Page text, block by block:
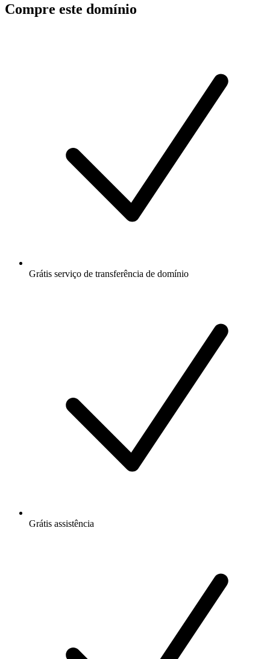
Compre este domínio
Grátis serviço de transferência de domínio
Grátis assistência